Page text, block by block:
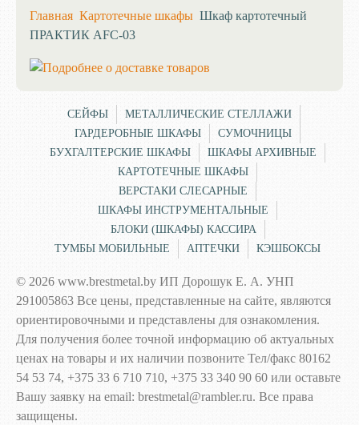
Главная Картотечные шкафы Шкаф картотечный
ПРАКТИК AFC-03
СЕЙФЫ
МЕТАЛЛИЧЕСКИЕ СТЕЛЛАЖИ
ГАРДЕРОБНЫЕ ШКАФЫ
СУМОЧНИЦЫ
БУХГАЛТЕРСКИЕ ШКАФЫ
ШКАФЫ АРХИВНЫЕ
КАРТОТЕЧНЫЕ ШКАФЫ
ВЕРСТАКИ СЛЕСАРНЫЕ
ШКАФЫ ИНСТРУМЕНТАЛЬНЫЕ
БЛОКИ (ШКАФЫ) КАССИРА
ТУМБЫ МОБИЛЬНЫЕ
АПТЕЧКИ КЭШБОКСЫ
© 2026 www.brestmetal.by ИП Дорошук Е. А. УНП
291005863 Все цены, представленные на сайте, являются
ориентировочными и представлены для ознакомления.
Для получения более точной информацию об актуальных
ценах на товары и их наличии позвоните Тел/факс 80162
54 53 74, +375 33 6 710 710, +375 33 340 90 60 или оставьте
Вашу заявку на email: brestmetal@rambler.ru. Все права
защищены.